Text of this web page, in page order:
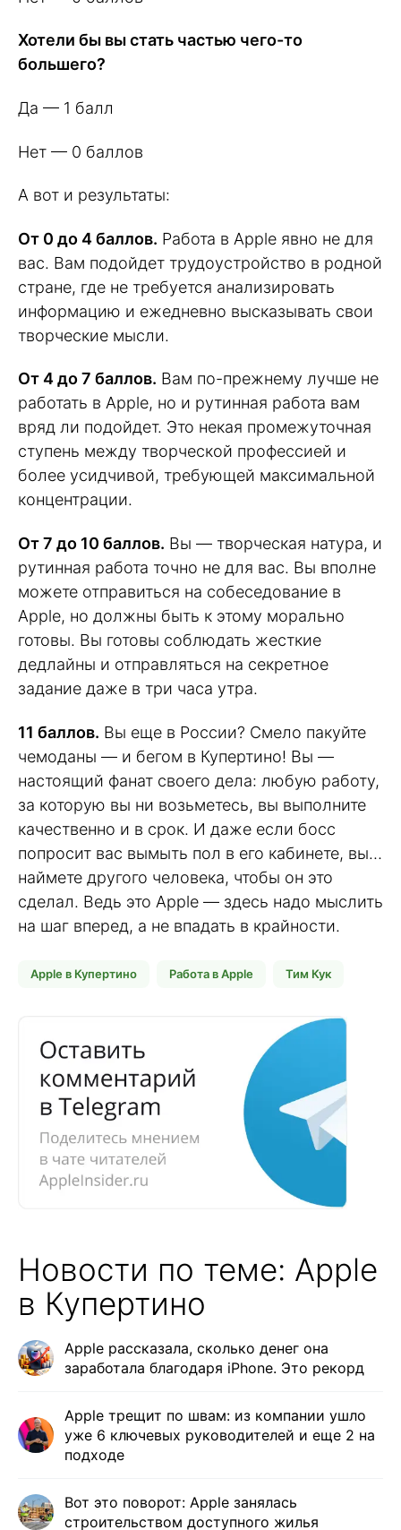
Хотели бы вы стать частью чего-то
большего?
Да — 1 балл
Нет — 0 баллов
А вот и результаты:
От 0 до 4 баллов. Работа в Apple явно не для
вас. Вам подойдет трудоустройство в родной
стране, где не требуется анализировать
информацию и ежедневно высказывать свои
творческие мысли.
От 4 до 7 баллов. Вам по-прежнему лучше не
работать в Apple, но и рутинная работа вам
вряд ли подойдет. Это некая промежуточная
ступень между творческой профессией и
более усидчивой, требующей максимальной
концентрации.
От 7 до 10 баллов. Вы — творческая натура, и
рутинная работа точно не для вас. Вы вполне
можете отправиться на собеседование в
Apple, но должны быть к этому морально
готовы. Вы готовы соблюдать жесткие
дедлайны и отправляться на секретное
задание даже в три часа утра.
11 баллов. Вы еще в России? Смело пакуйте
чемоданы — и бегом в Купертино! Вы —
настоящий фанат своего дела: любую работу,
за которую вы ни возьметесь, вы выполните
качественно и в срок. И даже если босс
попросит вас вымыть пол в его кабинете, вы…
наймете другого человека, чтобы он это
сделал. Ведь это Apple — здесь надо мыслить
на шаг вперед, а не впадать в крайности.
Apple в Купертино Работа в Apple Тим Кук
Новости по теме: Apple
в Купертино
Apple рассказала, сколько денег она
заработала благодаря iPhone. Это рекорд
Apple трещит по швам: из компании ушло
уже 6 ключевых руководителей и еще 2 на
подходе
Вот это поворот: Apple занялась
строительством доступного жилья